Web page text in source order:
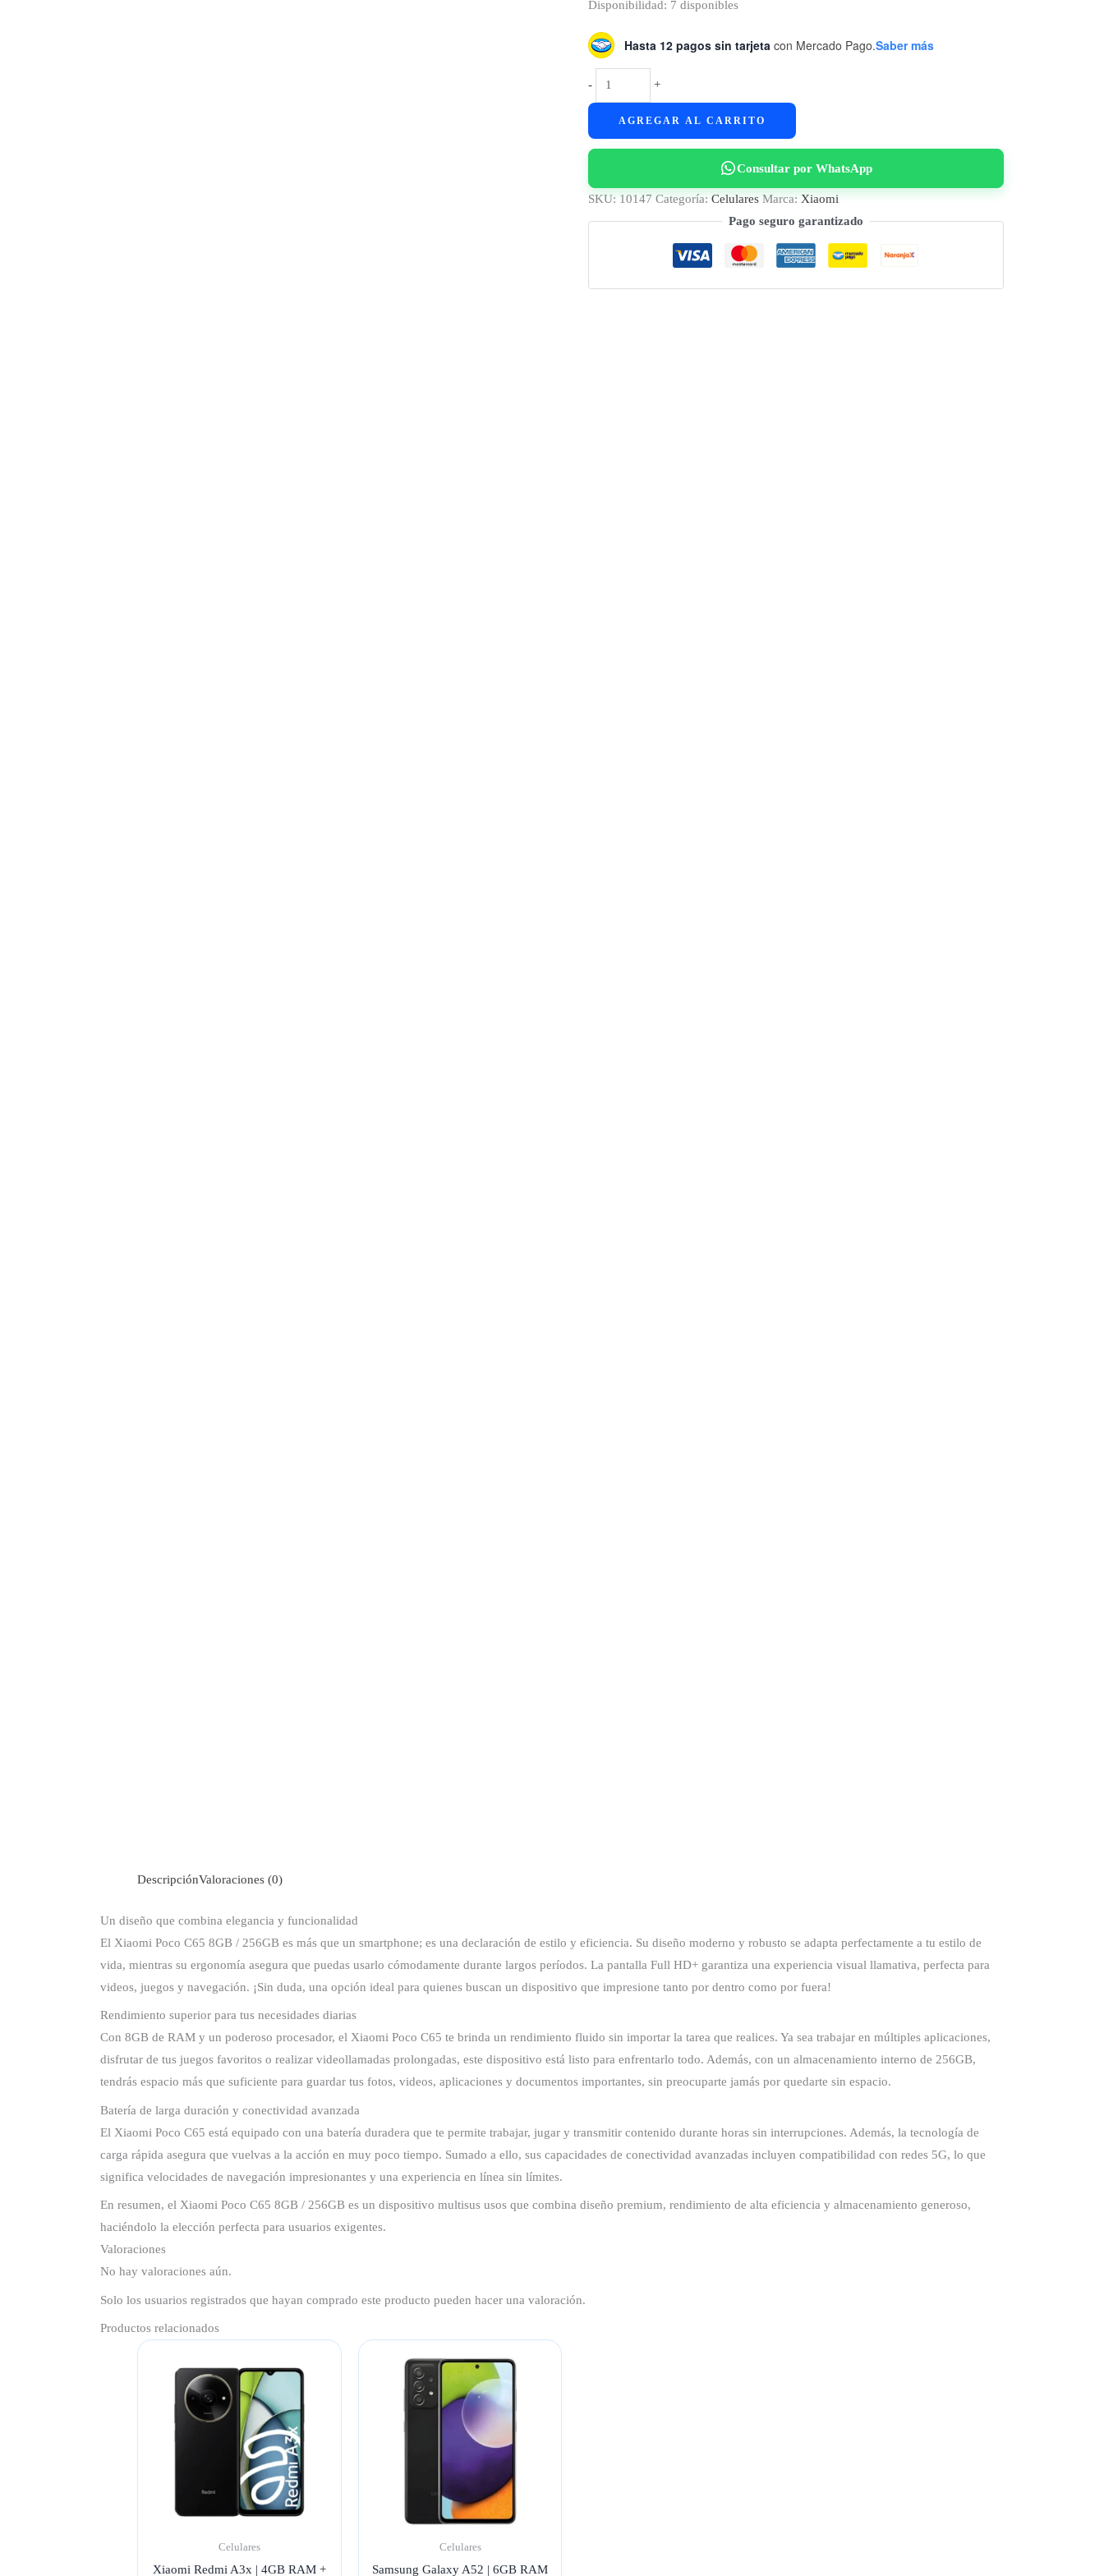
Disponibilidad: 7 disponibles
Hasta 12 pagos sin tarjeta con Mercado Pago.Saber más
-
Xiaomi
Poco
RAM
+
AGREGAR AL CARRITO
Consultar por WhatsApp
SKU: 10147 Categoría: Celulares Marca: Xiaomi
Pago seguro garantizado
DescripciónValoraciones (0)
Un diseño que combina elegancia y funcionalidad
El Xiaomi Poco C65 8GB / 256GB es más que un smartphone; es una declaración de estilo y eficiencia. Su diseño moderno y robusto se adapta perfectamente a tu estilo de
vida, mientras su ergonomía asegura que puedas usarlo cómodamente durante largos períodos. La pantalla Full HD+ garantiza una experiencia visual llamativa, perfecta para
videos, juegos y navegación. ¡Sin duda, una opción ideal para quienes buscan un dispositivo que impresione tanto por dentro como por fuera!
Rendimiento superior para tus necesidades diarias
Con 8GB de RAM y un poderoso procesador, el Xiaomi Poco C65 te brinda un rendimiento fluido sin importar la tarea que realices. Ya sea trabajar en múltiples aplicaciones,
disfrutar de tus juegos favoritos o realizar videollamadas prolongadas, este dispositivo está listo para enfrentarlo todo. Además, con un almacenamiento interno de 256GB,
tendrás espacio más que suficiente para guardar tus fotos, videos, aplicaciones y documentos importantes, sin preocuparte jamás por quedarte sin espacio.
Batería de larga duración y conectividad avanzada
El Xiaomi Poco C65 está equipado con una batería duradera que te permite trabajar, jugar y transmitir contenido durante horas sin interrupciones. Además, la tecnología de
carga rápida asegura que vuelvas a la acción en muy poco tiempo. Sumado a ello, sus capacidades de conectividad avanzadas incluyen compatibilidad con redes 5G, lo que
significa velocidades de navegación impresionantes y una experiencia en línea sin límites.
En resumen, el Xiaomi Poco C65 8GB / 256GB es un dispositivo multisus usos que combina diseño premium, rendimiento de alta eficiencia y almacenamiento generoso,
haciéndolo la elección perfecta para usuarios exigentes.
Valoraciones
No hay valoraciones aún.
Solo los usuarios registrados que hayan comprado este producto pueden hacer una valoración.
Productos relacionados
Celulares
Xiaomi Redmi A3x | 4GB RAM +
Celulares
Samsung Galaxy A52 | 6GB RAM